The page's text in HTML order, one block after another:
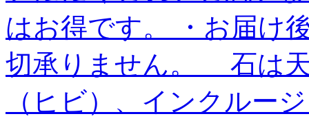
はお得です。 ・お届け
切承りません。 石は
（ヒビ）、インクルー